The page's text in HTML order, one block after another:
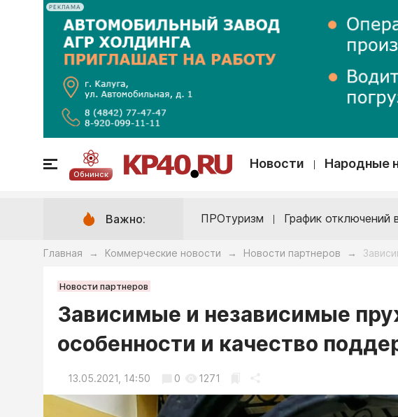
РЕКЛАМА
Обнинск
Новости Народные
Важно: ПРОтуризм График отключений
Главная → Коммерческие новости → Новости партнеров →
Новости партнеров
Зависимые и независимые
особенности и качество
13.05.2021, 14:50 0 1271